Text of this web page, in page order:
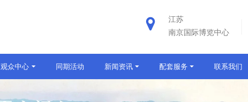
江苏
南京国际博览中心
观众中心 同期活动 新闻资讯 配套服务 联系我们